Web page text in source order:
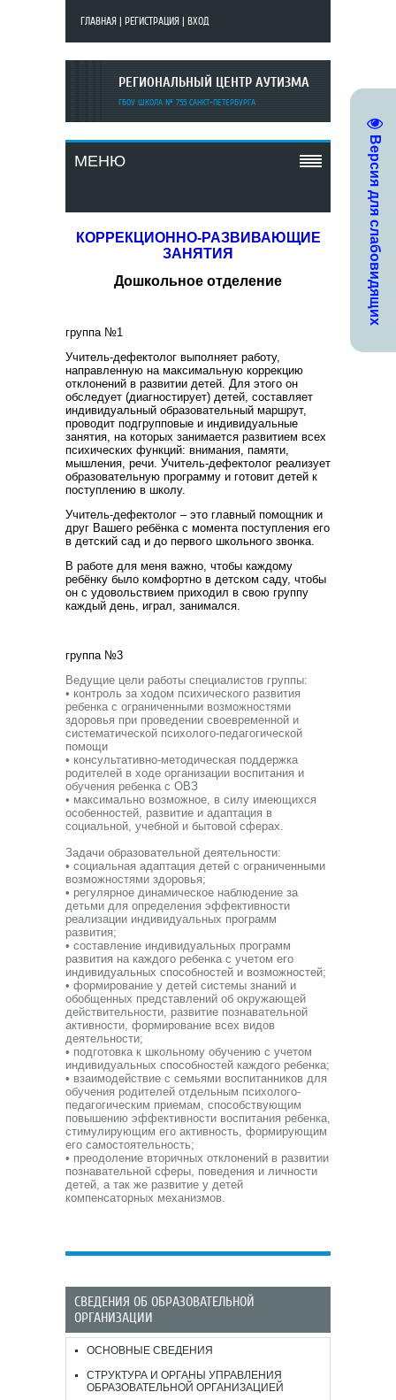
Версия для слабовидящих
ГЛАВНАЯ РЕГИСТРАЦИЯ ВХОД
РЕГИОНАЛЬНЫЙ ЦЕНТР АУТИЗМА
ГБОУ ШКОЛА № 755 САНКТ-ПЕТЕРБУРГА
МЕНЮ
КОРРЕКЦИОННО-РАЗВИВАЮЩИЕ
ЗАНЯТИЯ
Дошкольное отделение
группа №1
Учитель-дефектолог выполняет работу,
направленную на максимальную коррекцию
отклонений в развитии детей. Для этого он
обследует (диагностирует) детей, составляет
индивидуальный образовательный маршрут,
проводит подгрупповые и индивидуальные
занятия, на которых занимается развитием всех
психических функций: внимания, памяти,
мышления, речи. Учитель-дефектолог реализует
образовательную программу и готовит детей к
поступлению в школу.
Учитель-дефектолог – это главный помощник и
друг Вашего ребёнка с момента поступления его
в детский сад и до первого школьного звонка.
В работе для меня важно, чтобы каждому
ребёнку было комфортно в детском саду, чтобы
он с удовольствием приходил в свою группу
каждый день, играл, занимался.
группа №3
Ведущие цели работы специалистов группы:
• контроль за ходом психического развития
ребенка с ограниченными возможностями
здоровья при проведении своевременной и
систематической психолого-педагогической
помощи
• консультативно-методическая поддержка
родителей в ходе организации воспитания и
обучения ребенка с ОВЗ
• максимально возможное, в силу имеющихся
особенностей, развитие и адаптация в
социальной, учебной и бытовой сферах.
Задачи образовательной деятельности:
• социальная адаптация детей с ограниченными
возможностями здоровья;
• регулярное динамическое наблюдение за
детьми для определения эффективности
реализации индивидуальных программ
развития;
• составление индивидуальных программ
развития на каждого ребенка с учетом его
индивидуальных способностей и возможностей;
• формирование у детей системы знаний и
обобщенных представлений об окружающей
действительности, развитие познавательной
активности, формирование всех видов
деятельности;
• подготовка к школьному обучению с учетом
индивидуальных способностей каждого ребенка;
• взаимодействие с семьями воспитанников для
обучения родителей отдельным психолого-
педагогическим приемам, способствующим
повышению эффективности воспитания ребенка,
стимулирующим его активность, формирующим
его самостоятельность;
• преодоление вторичных отклонений в развитии
познавательной сферы, поведения и личности
детей, а так же развитие у детей
компенсаторных механизмов.
СВЕДЕНИЯ ОБ ОБРАЗОВАТЕЛЬНОЙ
ОРГАНИЗАЦИИ
ОСНОВНЫЕ СВЕДЕНИЯ
СТРУКТУРА И ОРГАНЫ УПРАВЛЕНИЯ
ОБРАЗОВАТЕЛЬНОЙ ОРГАНИЗАЦИЕЙ